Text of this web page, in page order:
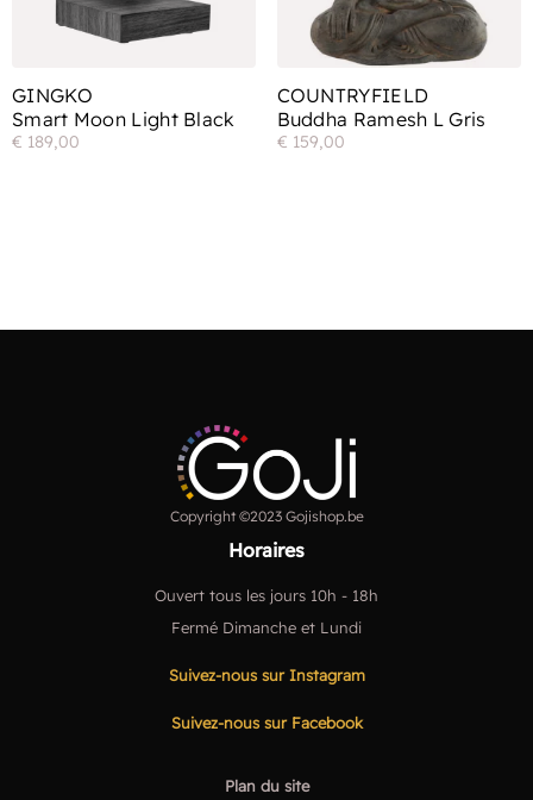
Smart Moon Light Black
GINGKO
€ 189,00
Buddha Ramesh L Gris
COUNTRYFIELD
€ 159,00
Copyright ©2023 Gojishop.be
Horaires
Ouvert tous les jours 10h - 18h
Fermé Dimanche et Lundi
Suivez-nous sur Instagram
Suivez-nous sur Facebook
Plan du site